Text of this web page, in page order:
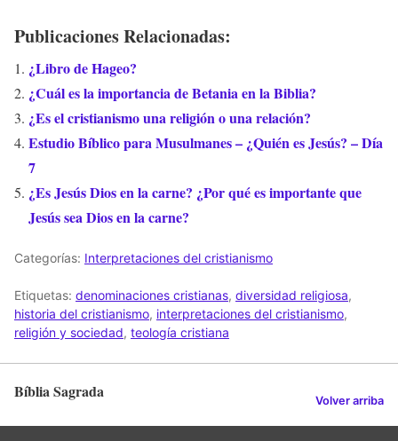
Publicaciones Relacionadas:
¿Libro de Hageo?
¿Cuál es la importancia de Betania en la Biblia?
¿Es el cristianismo una religión o una relación?
Estudio Bíblico para Musulmanes – ¿Quién es Jesús? – Día
7
¿Es Jesús Dios en la carne? ¿Por qué es importante que
Jesús sea Dios en la carne?
Categorías: Interpretaciones del cristianismo
Etiquetas: denominaciones cristianas, diversidad religiosa,
historia del cristianismo, interpretaciones del cristianismo,
religión y sociedad, teología cristiana
Bíblia Sagrada Volver arriba